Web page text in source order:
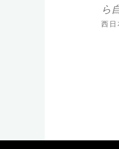
ら
西日